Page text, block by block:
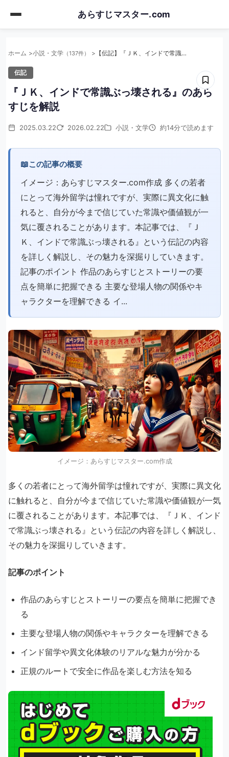
content
あらすじマスター.com
ホーム 小説・文学 （137件） 【伝記】『ＪＫ、インドで常識ぶっ壊される』のあらすじを解説
伝記
『ＪＫ、インドで常識ぶっ壊される』のあら
すじを解説
2025.03.22 2026.02.22 小説・文学 約14分で読めます
📖この記事の概要
イメージ：あらすじマスター.com作成 多くの若者
にとって海外留学は憧れですが、実際に異文化に触
れると、自分が今まで信じていた常識や価値観が一
気に覆されることがあります。本記事では、『Ｊ
Ｋ、インドで常識ぶっ壊される』という伝記の内容
を詳しく解説し、その魅力を深掘りしていきます。
記事のポイント 作品のあらすじとストーリーの要
点を簡単に把握できる 主要な登場人物の関係やキ
ャラクターを理解できる イ...
イメージ：あらすじマスター.com作成
多くの若者にとって海外留学は憧れですが、実際に異文化
に触れると、自分が今まで信じていた常識や価値観が一気
に覆されることがあります。本記事では、『ＪＫ、インド
で常識ぶっ壊される』という伝記の内容を詳しく解説し、
その魅力を深掘りしていきます。
記事のポイント
作品のあらすじとストーリーの要点を簡単に把握でき
る
主要な登場人物の関係やキャラクターを理解できる
インド留学や異文化体験のリアルな魅力が分かる
正規のルートで安全に作品を楽しむ方法を知る